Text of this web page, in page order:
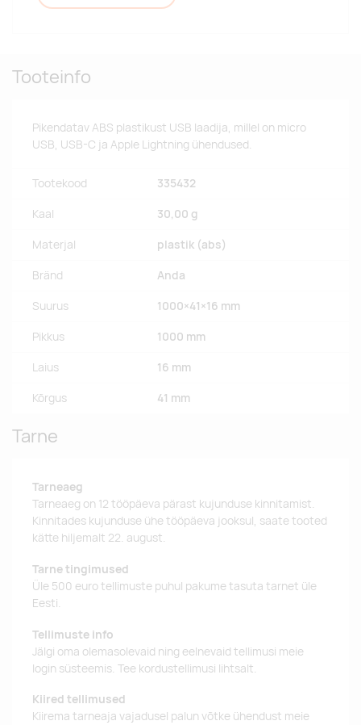
Tooteinfo
Pikendatav ABS plastikust USB laadija, millel on micro
USB, USB-C ja Apple Lightning ühendused.
Tootekood 335432
Kaal 30,00 g
Materjal plastik (abs)
Bränd Anda
Suurus 1000×41×16 mm
Pikkus 1000 mm
Laius 16 mm
Kõrgus 41 mm
Tarne
Tarneaeg
Tarneaeg on 12 tööpäeva pärast kujunduse kinnitamist.
Kinnitades kujunduse ühe tööpäeva jooksul, saate tooted
kätte hiljemalt 22. august.
Tarne tingimused
Üle 500 euro tellimuste puhul pakume tasuta tarnet üle
Eesti.
Tellimuste info
Jälgi oma olemasolevaid ning eelnevaid tellimusi meie
login süsteemis. Tee kordustellimusi lihtsalt.
Kiired tellimused
Kiirema tarneaja vajadusel palun võtke ühendust meie